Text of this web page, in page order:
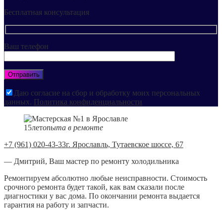
Бесплатная консультация
Ваш телефон
Даю согласие на сбор и обработку моих персональных
данных. Политика конфиденциальности
15летопыта в ремонте
+7 (961) 020-43-33г. Ярославль, Тутаевское шоссе, 67
— Дмитрий, Ваш мастер по ремонту холодильника
Ремонтируем абсолютно любые неисправности. Стоимость
срочного ремонта будет такой, как вам сказали после
диагностики у вас дома. По окончании ремонта выдается
гарантия на работу и запчасти.